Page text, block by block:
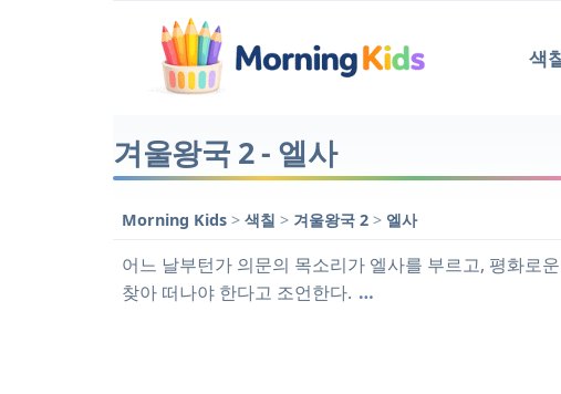
색
겨울왕국 2 - 엘사
Morning Kids > 색칠 > 겨울왕국 2 > 엘사
어느 날부턴가 의문의 목소리가 엘사를 부르고, 평화로
찾아 떠나야 한다고 조언한다. …